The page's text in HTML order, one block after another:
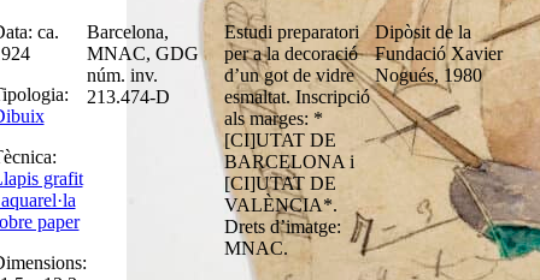
ca.
grafit
paper
Barcelona,
MNAC, GDG
núm. inv.
213.474-D
Estudi preparatori
per a la decoració
d’un got de vidre
esmaltat. Inscripció
als marges: *
[CI]UTAT DE
BARCELONA i
[CI]UTAT DE
VALÈNCIA*.
Drets d’imatge:
MNAC.
Dipòsit de la
Fundació Xavier
Nogués, 1980